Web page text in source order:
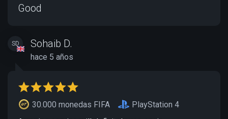
Good
SD Sohaib D.
hace 5 años
30.000 monedas FIFA
PlayStation 4